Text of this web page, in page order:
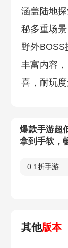
涵盖陆地
秘多重场
野外BOSS
丰富内容
喜，耐玩度
爆款手游超
拿到手软，
0.1折手游
其他版本